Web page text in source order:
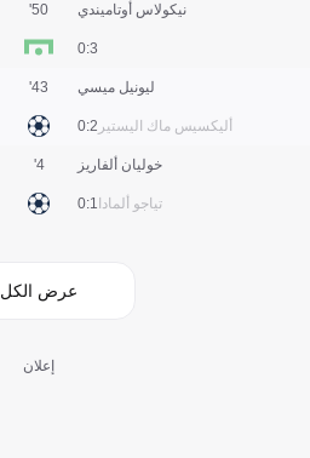
نيكولاس أوتاميندي
3:0
50'
ليونيل ميسي
أليكسيس ماك اليستير 2:0
43'
خوليان ألفاريز
تياجو ألمادا 1:0
4'
عرض الكل
إعلان